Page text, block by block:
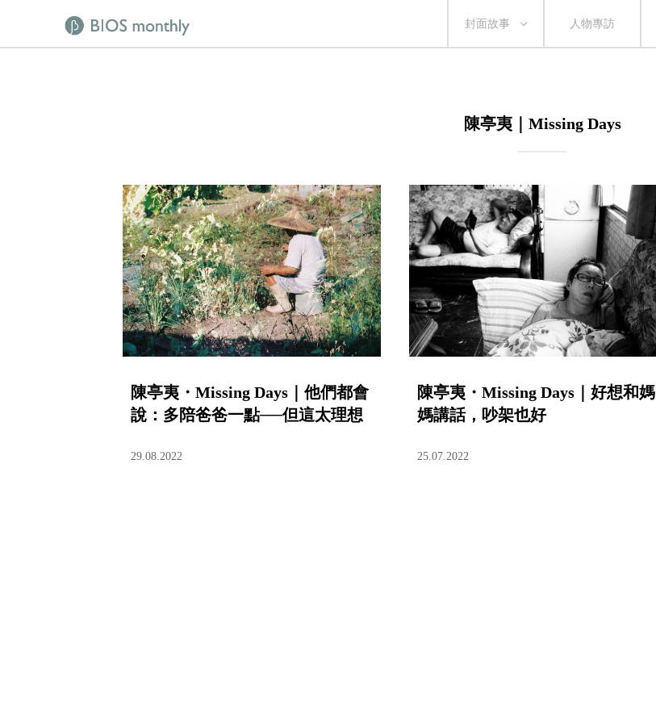
封面故事 人物專訪
陳亭夷｜Missing Days
陳亭夷・Missing Days｜他們都會
說：多陪爸爸一點──但這太理想
29.08.2022
陳亭夷・Missing Days｜好想和媽
媽講話，吵架也好
25.07.2022